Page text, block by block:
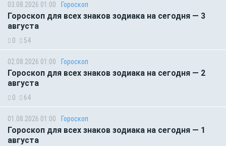
03.08.2026 01:00 Гороскоп
Гороскоп для всех знаков зодиака на сегодня — 3
августа
0 54
02.08.2026 01:00 Гороскоп
Гороскоп для всех знаков зодиака на сегодня — 2
августа
0 64
01.08.2026 01:00 Гороскоп
Гороскоп для всех знаков зодиака на сегодня — 1
августа